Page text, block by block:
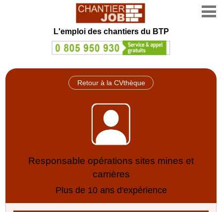
L'emploi des chantiers du BTP
Retour à la CVthèque
Responsable opérations sites mines et
carrières
Plus de 10 ans d'expérience